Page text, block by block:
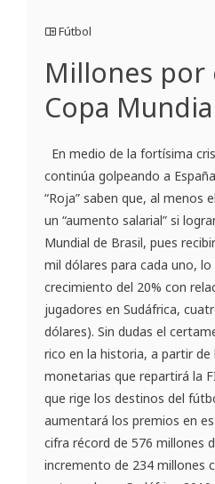
Fútbol
Millones por
Copa
En medio de la fortísima
continúa golpeando a
“Roja” saben que, al menos
un “aumento salarial” si
Mundial de Brasil, pues
mil dólares para cada uno,
crecimiento del 20% con
jugadores en Sudáfrica,
dólares). Sin dudas el
rico en la historia, a partir de
monetarias que repartirá la
que rige los destinos del
aumentará los premios en
cifra récord de 576 millones
incremento de 234 millones